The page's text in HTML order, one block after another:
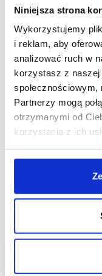
Niniejsza strona
Wykorzystujemy
i reklam, aby
analizować ruch w
korzystasz z naszej
Partnerzy mogą
otrzymanymi od
korzystania z ich
Dlaczego